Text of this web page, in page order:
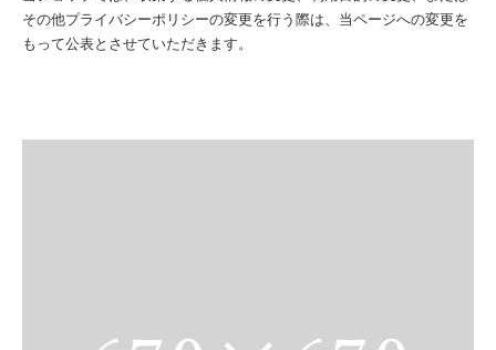
その他プライバシーポリシーの変更を行う際は、当ページへの変更を
もって公表とさせていただきます。